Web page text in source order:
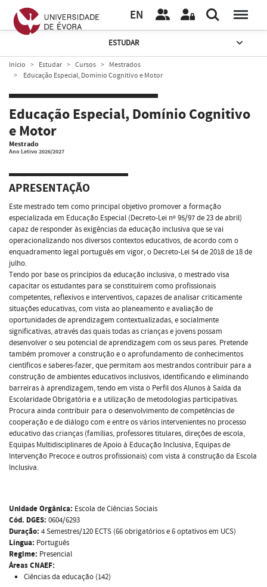
EN
ESTUDAR
Início Estudar Cursos
Mestrados
Educação Especial, Domínio Cognitivo e Motor
Educação Especial, Domínio Cognitivo
e Motor
Mestrado
Ano Letivo 2026/2027
APRESENTAÇÃO
Este mestrado tem como principal objetivo promover a formação
especializada em Educação Especial (Decreto-Lei nº 95/97 de 23 de abril)
capaz de responder às exigências da educação inclusiva que se vai
operacionalizando nos diversos contextos educativos, de acordo com o
enquadramento legal português em vigor, o Decreto-Lei 54 de 2018 de 18 de
julho.
Tendo por base os princípios da educação inclusiva, o mestrado visa
capacitar os estudantes para se constituírem como profissionais
competentes, reflexivos e interventivos, capazes de analisar criticamente
situações educativas, com vista ao planeamento e avaliação de
oportunidades de aprendizagem contextualizadas, e socialmente
significativas, através das quais todas as crianças e jovens possam
desenvolver o seu potencial de aprendizagem com os seus pares. Pretende
também promover a construção e o aprofundamento de conhecimentos
científicos e saberes-fazer, que permitam aos mestrandos contribuir para a
construção de ambientes educativos inclusivos, identificando e eliminando
barreiras à aprendizagem, tendo em vista o Perfil dos Alunos à Saída da
Escolaridade Obrigatória e a utilização de metodologias participativas.
Procura ainda contribuir para o desenvolvimento de competências de
cooperação e de diálogo com e entre os vários intervenientes no processo
educativo das crianças (famílias, professores titulares, direções de escola,
Equipas Multidisciplinares de Apoio à Educação Inclusiva, Equipas de
Intervenção Precoce e outros profissionais) com vista à construção da Escola
Inclusiva.
Unidade Orgânica: Escola de Ciências Sociais
Cód. DGES: 0604/6293
Duração: 4 Semestres/120 ECTS (66 obrigatórios e 6 optativos em UCS)
Língua: Português
Regime: Presencial
Áreas CNAEF:
Ciências da educação (142)